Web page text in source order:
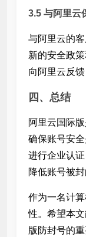
3.5 与阿里云
与阿里云的
新的安全政
向阿里云反馈
四、总结
阿里云国际
确保账号安
进行企业认
降低账号被封
作为一名计
性。希望本
版防封号的